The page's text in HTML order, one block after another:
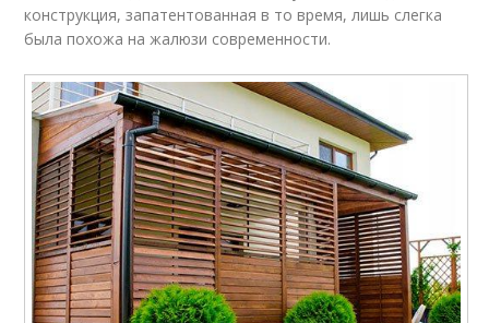
конструкция, запатентованная в то время, лишь слегка
была похожа на жалюзи современности.